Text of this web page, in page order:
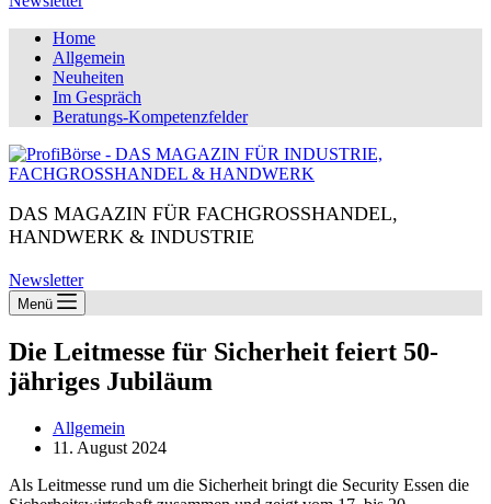
Home
Allgemein
Neuheiten
Im Gespräch
Beratungs-Kompetenzfelder
DAS MAGAZIN FÜR FACHGROSSHANDEL,
HANDWERK & INDUSTRIE
Newsletter
Menü
Die Leitmesse für Sicherheit feiert 50-
jähriges Jubiläum
Allgemein
11. August 2024
Als Leitmesse rund um die Sicherheit bringt die Security Essen die